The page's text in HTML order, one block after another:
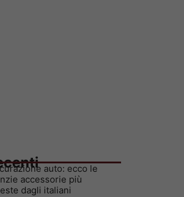
auto: ecco le
accessorie più
dagli italiani